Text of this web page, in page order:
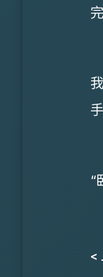
“
<